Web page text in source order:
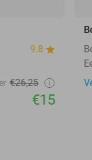
9.8
€26,25
€15